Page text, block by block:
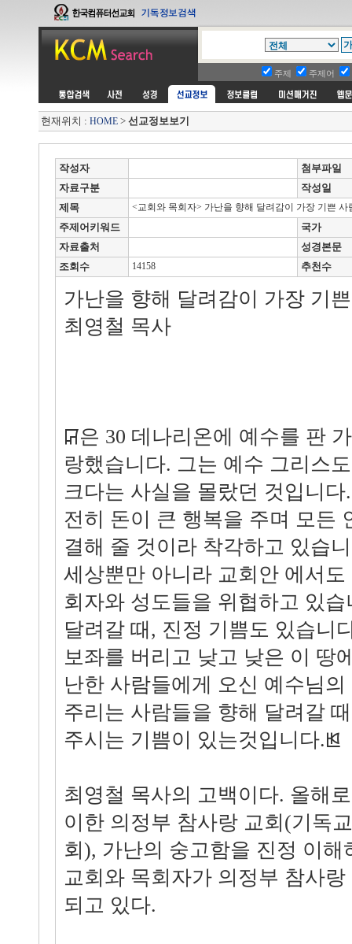
주제 주제어
현재위치 : HOME > 선교정보보기
작성자
첨부파일
자료구분
작성일
제목
<교회와 목회자> 가난을 향해 달려감이 가장 기쁜
주제어키워드
국가
자료출처
성경본문
조회수
14158 추천수
가난을 향해 달려감이 가장 기
최영철 목사
ꡒ은 30 데나리온에 예수를 판
랑했습니다. 그는 예수 그리스
크다는 사실을 몰랐던 것입니
전히 돈이 큰 행복을 주며 모든
결해 줄 것이라 착각하고 있습
세상뿐만 아니라 교회안 에서
회자와 성도들을 위협하고 있
달려갈 때, 진정 기쁨도 있습니
보좌를 버리고 낮고 낮은 이 땅
난한 사람들에게 오신 예수님
주리는 사람들을 향해 달려갈
주시는 기쁨이 있는것입니다.ꡓ
최영철 목사의 고백이다. 올해
이한 의정부 참사랑 교회(기독
회), 가난의 숭고함을 진정 이해
교회와 목회자가 의정부 참사
되고 있다.